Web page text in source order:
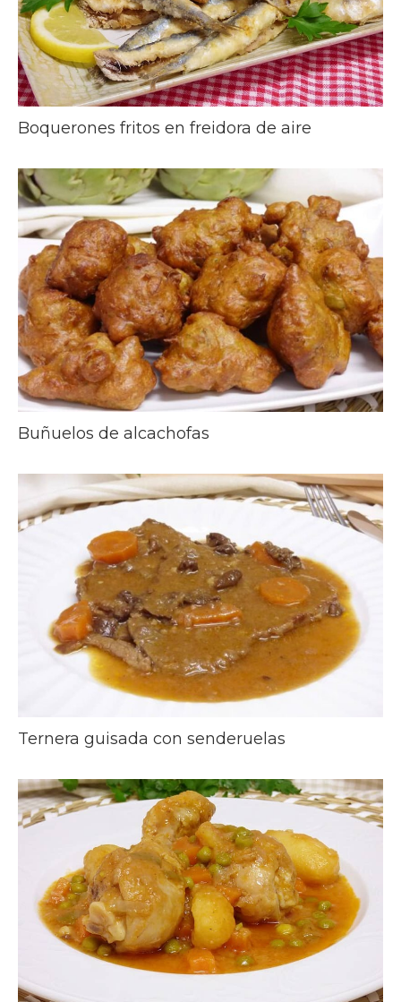
Boquerones fritos en freidora de aire
Buñuelos de alcachofas
Ternera guisada con senderuelas